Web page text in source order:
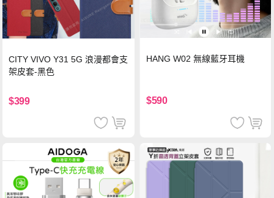
CITY VIVO Y31 5G 浪漫都會支
架皮套-黑色
$399
HANG W02 無線藍牙耳機
$590